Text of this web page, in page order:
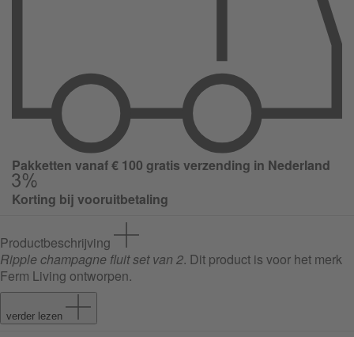
Pakketten vanaf € 100 gratis verzending in Nederland
Korting bij vooruitbetaling
Productbeschrijving
Ripple champagne fluit set van 2. Dit product is voor het merk
Ferm Living ontworpen.
verder lezen